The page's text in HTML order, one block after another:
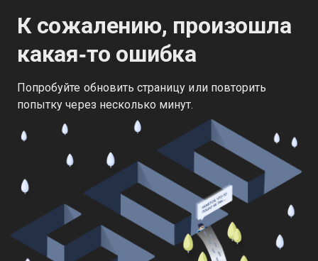
К сожалению, произошла
какая‑то ошибка
Попробуйте обновить страницу или повторить
попытку через несколько минут.